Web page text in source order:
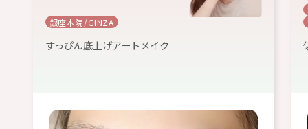
銀座本院/GINZA
すっぴん底上げアートメイク